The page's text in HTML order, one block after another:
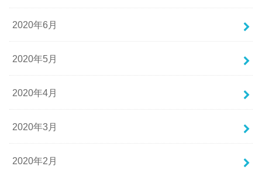
2020年6月
2020年5月
2020年4月
2020年3月
2020年2月